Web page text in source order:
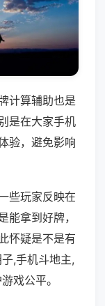
计算辅助也是
是在大家手机
验，避免影响
些玩家反映在
能拿到好牌，
怀疑是不是有
,手机斗地主,
戏公平。